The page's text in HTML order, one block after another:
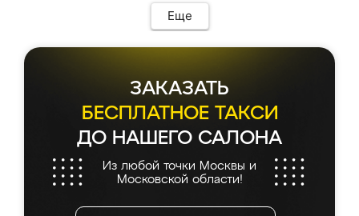
Еще
ЗАКАЗАТЬ
БЕСПЛАТНОЕ ТАКСИ
ДО НАШЕГО САЛОНА
Из любой точки Москвы и
Московской области!